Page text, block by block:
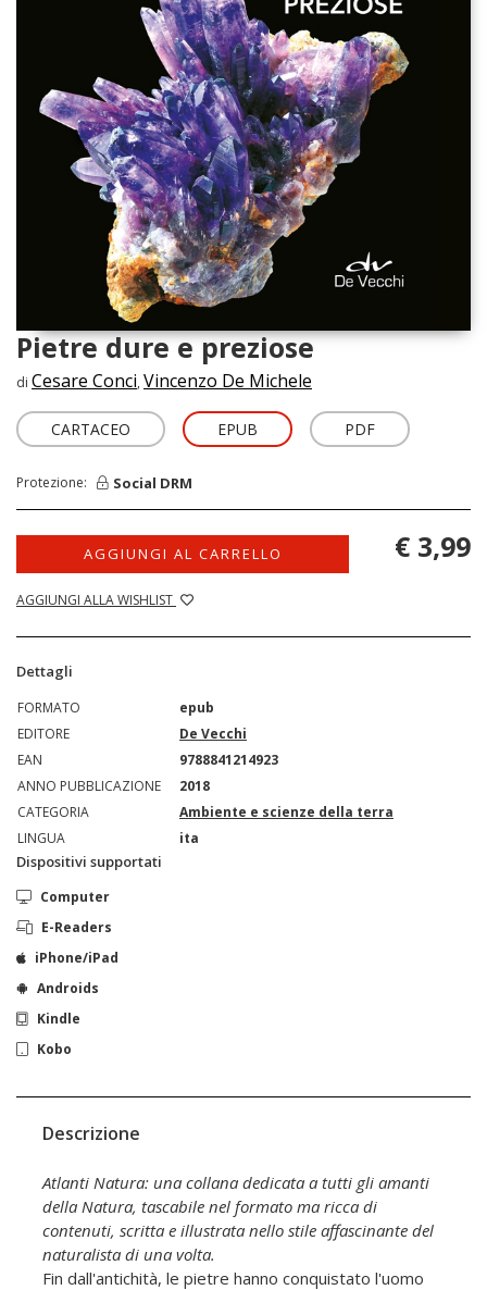
Pietre dure e preziose
di Cesare Conci, Vincenzo De Michele
CARTACEO EPUB PDF
Protezione: Social DRM
AGGIUNGI AL CARRELLO
AGGIUNGI ALLA WISHLIST
€ 3,99
Dettagli
FORMATO
epub
EDITORE
De Vecchi
EAN
9788841214923
ANNO PUBBLICAZIONE
2018
CATEGORIA
Ambiente e scienze della terra
LINGUA
ita
Dispositivi supportati
Computer
E-Readers
iPhone/iPad
Androids
Kindle
Kobo
Descrizione
Atlanti Natura: una collana dedicata a tutti gli amanti
della Natura, tascabile nel formato ma ricca di
contenuti, scritta e illustrata nello stile affascinante del
naturalista di una volta.
Fin dall'antichità, le pietre hanno conquistato l'uomo